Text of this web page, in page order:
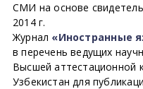
СМИ на основе
2014 г.
Журнал «Иностранные
в перечень ведущих
Высшей аттестационной
Узбекистан для